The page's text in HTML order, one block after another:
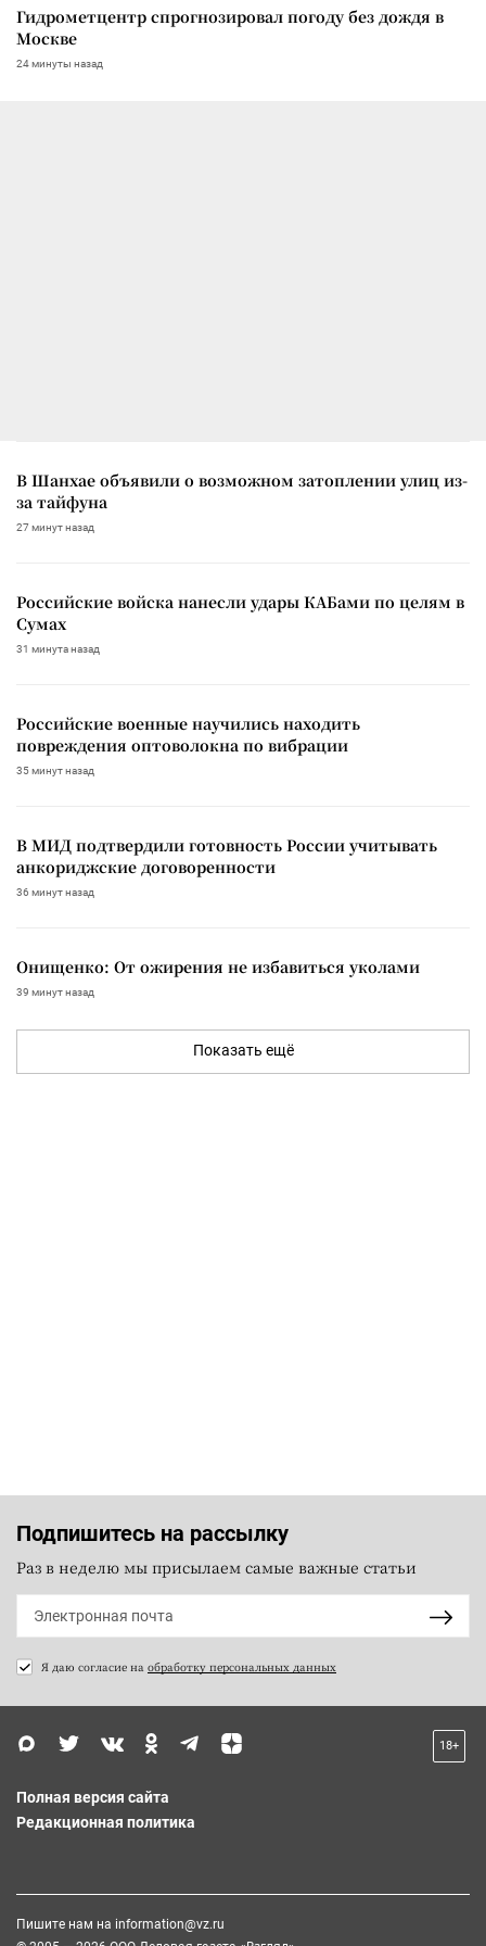
Гидрометцентр спрогнозировал погоду без дождя в
Москве
24 минуты назад
В Шанхае объявили о возможном затоплении улиц из-
за тайфуна
27 минут назад
Российские войска нанесли удары КАБами по целям в
Сумах
31 минута назад
Российские военные научились находить
повреждения оптоволокна по вибрации
35 минут назад
В МИД подтвердили готовность России учитывать
анкориджские договоренности
36 минут назад
Онищенко: От ожирения не избавиться уколами
39 минут назад
Показать ещё
Подпишитесь на рассылку
Раз в неделю мы присылаем самые важные статьи
Я даю согласие на обработку персональных данных
18+
Полная версия сайта
Редакционная политика
Пишите нам на information@vz.ru